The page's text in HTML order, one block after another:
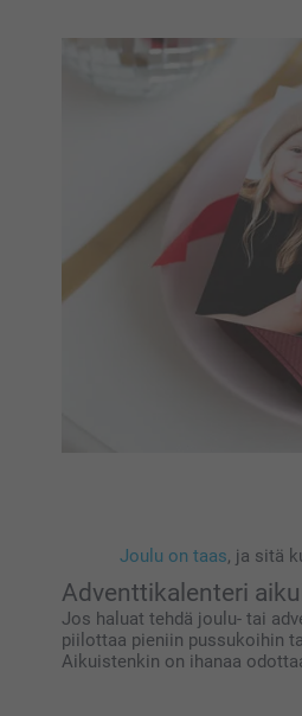
Joulu on taas, ja sitä
Adventtikalenteri
Jos haluat tehdä joulu- tai
piilottaa pieniin pussukoihin
Aikuistenkin on ihanaa